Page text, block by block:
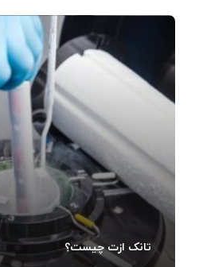
تانک ازت چیست؟